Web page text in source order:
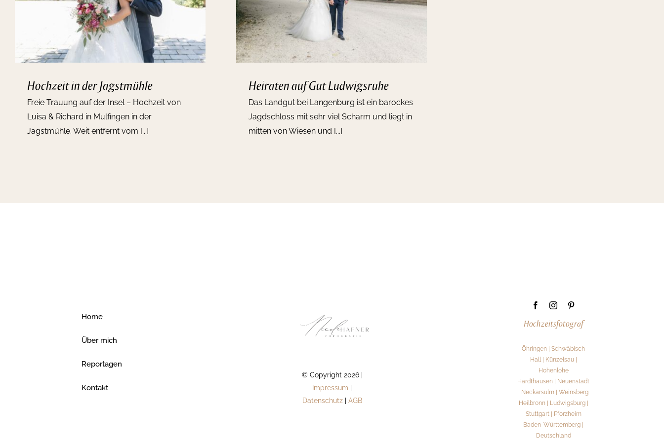
Hochzeit in der Jagstmühle
Freie Trauung auf der Insel – Hochzeit von
Luisa & Richard in Mulfingen in der
Jagstmühle. Weit entfernt vom [...]
Heiraten auf Gut Ludwigsruhe
Das Landgut bei Langenburg ist ein barockes
Jagdschloss mit sehr viel Scharm und liegt in
mitten von Wiesen und [...]
Home
Über mich
Reportagen
Kontakt
© Copyright 2026 |
Impressum
Datenschutz| AGB
Hochzeitsfotograf
Öhringen | Schwäbisch
Hall | Künzelsau |
Hohenlohe
Hardthausen | Neuenstadt
| Neckarsulm | Weinsberg
Heilbronn | Ludwigsburg |
Stuttgart | Pforzheim
Baden-Württemberg |
Deutschland